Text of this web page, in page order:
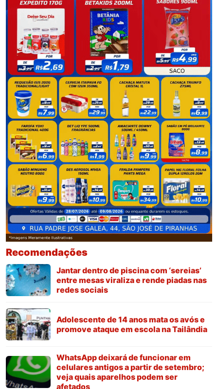
Recomendações
Jantar dentro de piscina com ‘sereias’
entre mesas viraliza e rende piadas nas
redes sociais
Adolescente de 14 anos mata os avós e
promove ataque em escola na Tailândia
WhatsApp deixará de funcionar em
celulares antigos a partir de setembro;
veja quais aparelhos podem ser
afetados